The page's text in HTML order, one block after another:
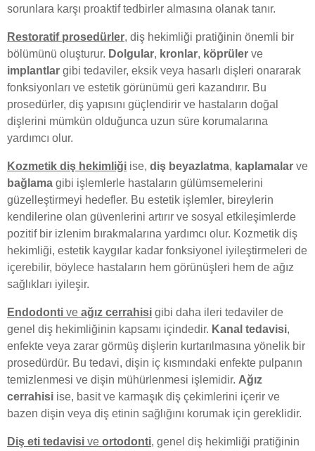
sorunlara karşı proaktif tedbirler almasına olanak tanır.
Restoratif prosedürler, diş hekimliği pratiğinin önemli bir
bölümünü oluşturur. Dolgular, kronlar, köprüler ve
implantlar gibi tedaviler, eksik veya hasarlı dişleri onararak
fonksiyonları ve estetik görünümü geri kazandırır. Bu
prosedürler, diş yapısını güçlendirir ve hastaların doğal
dişlerini mümkün olduğunca uzun süre korumalarına
yardımcı olur.
Kozmetik diş hekimliği ise, diş beyazlatma, kaplamalar ve
bağlama gibi işlemlerle hastaların gülümsemelerini
güzelleştirmeyi hedefler. Bu estetik işlemler, bireylerin
kendilerine olan güvenlerini artırır ve sosyal etkileşimlerde
pozitif bir izlenim bırakmalarına yardımcı olur. Kozmetik diş
hekimliği, estetik kaygılar kadar fonksiyonel iyileştirmeleri de
içerebilir, böylece hastaların hem görünüşleri hem de ağız
sağlıkları iyileşir.
Endodonti ve ağız cerrahisi gibi daha ileri tedaviler de
genel diş hekimliğinin kapsamı içindedir. Kanal tedavisi,
enfekte veya zarar görmüş dişlerin kurtarılmasına yönelik bir
prosedürdür. Bu tedavi, dişin iç kısmındaki enfekte pulpanın
temizlenmesi ve dişin mühürlenmesi işlemidir. Ağız
cerrahisi ise, basit ve karmaşık diş çekimlerini içerir ve
bazen dişin veya diş etinin sağlığını korumak için gereklidir.
Diş eti tedavisi ve ortodonti, genel diş hekimliği pratiğinin